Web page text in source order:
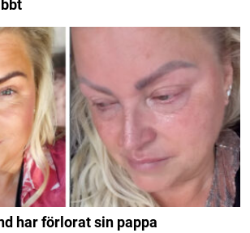
har förlorat sin pappa